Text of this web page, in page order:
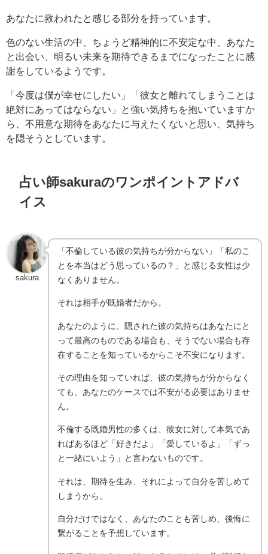
あなたに救われたと感じる部分を持っています。
色のない生活の中、ちょうど精神的に不安定な中、あなた
と出会い、明るい未来を期待できるまでになったことに感
謝をしているようです。
「今度は僕が幸せにしたい」「彼女と離れてしまうことは
絶対にあってはならない」と強い気持ちを抱いていますか
ら、不用意な期待をあなたに与えたくないと思い、気持ち
を隠そうとしています。
占い師sakuraのワンポイントアドバ
イス
sakura
「不倫している彼の気持ちが分からない」「私のこ
とを本当はどう思っているの？」と感じる女性は少
なくありません。
それは相手が既婚者だから。
あなたのように、隠された彼の気持ちはあなたにと
って最高のものである場合も、そうでない場合も存
在することを知っているからこそ不安になります。
その理由を知っていれば、彼の気持ちが分からなく
ても、あなたのケースでは不安がる必要はありませ
ん。
不倫する既婚男性の多くは、彼女に対して本気であ
ればあるほど「好きだよ」「愛しているよ」「ずっ
と一緒にいよう」と言わないものです。
それは、期待を生み、それによって自分を苦しめて
しまうから。
自分だけではなく、あなたのことも苦しめ、後悔に
繋がることを予想しています。